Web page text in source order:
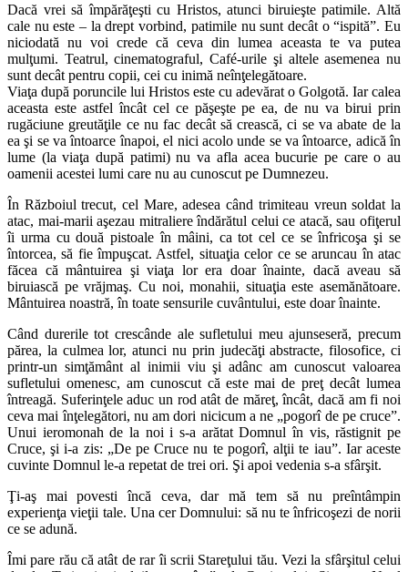
Dacă vrei să împărăţeşti cu Hristos, atunci biruieşte patimile. Altă
cale nu este – la drept vorbind, patimile nu sunt decât o “ispită”. Eu
niciodată nu voi crede că ceva din lumea aceasta te va putea
mulţumi. Teatrul, cinematograful, Café-urile şi altele asemenea nu
sunt decât pentru copii, cei cu inimă neînţelegătoare.
Viaţa după poruncile lui Hristos este cu adevărat o Golgotă. Iar calea
aceasta este astfel încât cel ce păşeşte pe ea, de nu va birui prin
rugăciune greutăţile ce nu fac decât să crească, ci se va abate de la
ea şi se va întoarce înapoi, el nici acolo unde se va întoarce, adică în
lume (la viaţa după patimi) nu va afla acea bucurie pe care o au
oamenii acestei lumi care nu au cunoscut pe Dumnezeu.
În Războiul trecut, cel Mare, adesea când trimiteau vreun soldat la
atac, mai-marii aşezau mitraliere îndărătul celui ce atacă, sau ofiţerul
îi urma cu două pistoale în mâini, ca tot cel ce se înfricoşa şi se
întorcea, să fie împuşcat. Astfel, situaţia celor ce se aruncau în atac
făcea că mântuirea şi viaţa lor era doar înainte, dacă aveau să
biruiască pe vrăjmaş. Cu noi, monahii, situaţia este asemănătoare.
Mântuirea noastră, în toate sensurile cuvântului, este doar înainte.
Când durerile tot crescânde ale sufletului meu ajunseseră, precum
părea, la culmea lor, atunci nu prin judecăţi abstracte, filosofice, ci
printr-un simţământ al inimii viu şi adânc am cunoscut valoarea
sufletului omenesc, am cunoscut că este mai de preţ decât lumea
întreagă. Suferinţele aduc un rod atât de măreţ, încât, dacă am fi noi
ceva mai înţelegători, nu am dori nicicum a ne „pogorî de pe cruce”.
Unui ieromonah de la noi i s-a arătat Domnul în vis, răstignit pe
Cruce, şi i-a zis: „De pe Cruce nu te pogorî, alţii te iau”. Iar aceste
cuvinte Domnul le-a repetat de trei ori. Şi apoi vedenia s-a sfârşit.
Ţi-aş mai povesti încă ceva, dar mă tem să nu preîntâmpin
experienţa vieţii tale. Una cer Domnului: să nu te înfricoşezi de norii
ce se adună.
Îmi pare rău că atât de rar îi scrii Stareţului tău. Vezi la sfârşitul celui